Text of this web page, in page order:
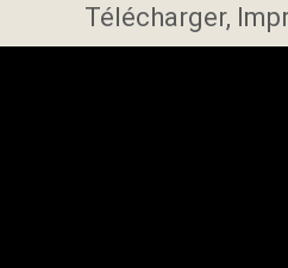
Télécharger,